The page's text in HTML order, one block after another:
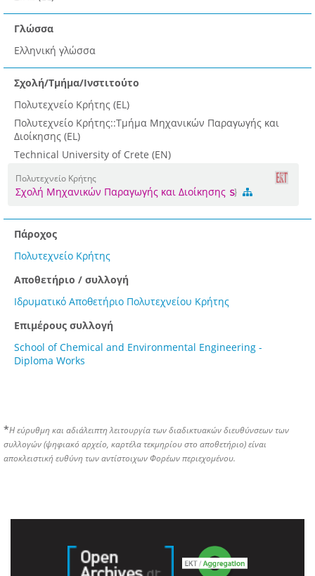
Γλώσσα
Ελληνική γλώσσα
Σχολή/Τμήμα/Ινστιτούτο
Πολυτεχνείο Κρήτης (EL)
Πολυτεχνείο Κρήτης::Τμήμα Μηχανικών Παραγωγής και
Διοίκησης (EL)
Technical University of Crete (EN)
Πολυτεχνείο Κρήτης
Σχολή Μηχανικών Παραγωγής και Διοίκησης
Πάροχος
Πολυτεχνείο Κρήτης
Αποθετήριο / συλλογή
Ιδρυματικό Αποθετήριο Πολυτεχνείου Κρήτης
Επιμέρους συλλογή
School of Chemical and Environmental Engineering -
Diploma Works
*Η εύρυθμη και αδιάλειπτη λειτουργία των διαδικτυακών διευθύνσεων των
συλλογών (ψηφιακό αρχείο, καρτέλα τεκμηρίου στο αποθετήριο) είναι
αποκλειστική ευθύνη των αντίστοιχων Φορέων περιεχομένου.